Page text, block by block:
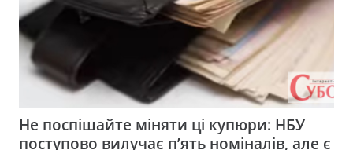
Не поспішайте міняти ці купюри: НБУ
поступово вилучає п’ять номіналів, але є